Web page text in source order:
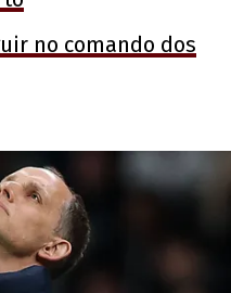
no comando dos